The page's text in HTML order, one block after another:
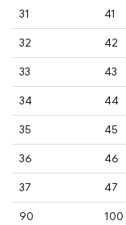
31
41
32
42
33
43
34
44
35
45
36
46
37
47
90
100